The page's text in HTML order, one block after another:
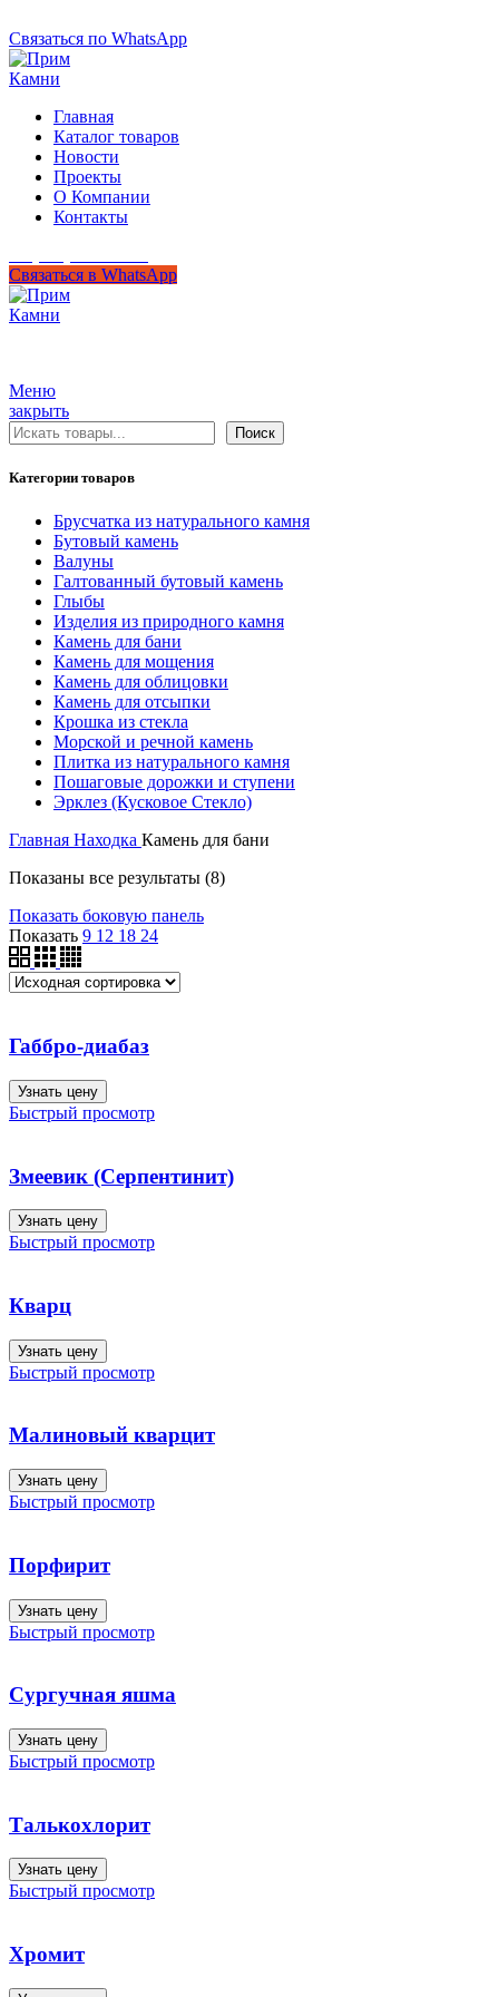
Связаться по WhatsApp
Главная
Каталог товаров
Новости
Проекты
О Компании
Контакты
Связаться в WhatsApp
Меню
закрыть
Поиск
Поиск
Категории товаров
Брусчатка из натурального камня
Бутовый камень
Валуны
Галтованный бутовый камень
Глыбы
Изделия из природного камня
Камень для бани
Камень для мощения
Камень для облицовки
Камень для отсыпки
Крошка из стекла
Морской и речной камень
Плитка из натурального камня
Пошаговые дорожки и ступени
Эрклез (Кусковое Стекло)
Главная Находка Камень для бани
Показаны все результаты (8)
Показать боковую панель
Показать 9 12 18 24
Габбро-диабаз
Узнать цену
Быстрый просмотр
Змеевик (Серпентинит)
Узнать цену
Быстрый просмотр
Кварц
Узнать цену
Быстрый просмотр
Малиновый кварцит
Узнать цену
Быстрый просмотр
Порфирит
Узнать цену
Быстрый просмотр
Сургучная яшма
Узнать цену
Быстрый просмотр
Талькохлорит
Узнать цену
Быстрый просмотр
Хромит